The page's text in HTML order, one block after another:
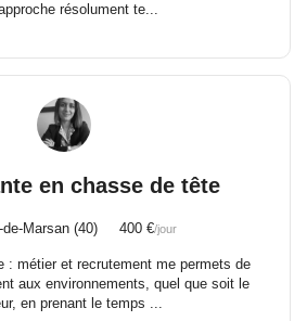
résolument te...
en chasse de tête
Marsan (40) 400 €/jour
: métier et recrutement me permets de
aux environnements, quel que soit le
en prenant le temps ...